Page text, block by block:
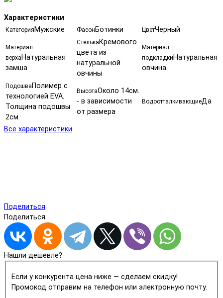
Характеристики
Категория Мужские Фасон Ботинки ЦветЧерный
Материал
верха Натуральная
замша
Стелька Кремового
цвета из
натуральной
овчины
Материал
подкладки Натуральная
овчина
Подошва Полимер с
технологией EVA.
Толщина подошвы
2см.
ВысотаОколо 14см.
- в зависимости
от размера
ВодоотталкивающиеДа
Все характеристики
Поделиться
Поделиться
Нашли дешевле?
Если у конкурента цена ниже — сделаем скидку!
Промокод отправим на телефон или электронную почту.